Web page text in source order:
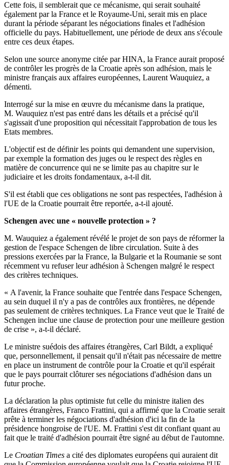
Cette fois, il semblerait que ce mécanisme, qui serait souhaité
également par la France et le Royaume-Uni, serait mis en place
durant la période séparant les négociations finales et l'adhésion
officielle du pays. Habituellement, une période de deux ans s'écoule
entre ces deux étapes.
Selon une source anonyme citée par HINA, la France aurait proposé
de contrôler les progrès de la Croatie après son adhésion, mais le
ministre français aux affaires européennes, Laurent Wauquiez, a
démenti.
Interrogé sur la mise en œuvre du mécanisme dans la pratique,
M. Wauquiez n'est pas entré dans les détails et a précisé qu'il
s'agissait d'une proposition qui nécessitait l'approbation de tous les
Etats membres.
L'objectif est de définir les points qui demandent une supervision,
par exemple la formation des juges ou le respect des règles en
matière de concurrence qui ne se limite pas au chapitre sur le
judiciaire et les droits fondamentaux, a-t-il dit.
S'il est établi que ces obligations ne sont pas respectées, l'adhésion à
l'UE de la Croatie pourrait être reportée, a-t-il ajouté.
Schengen avec une « nouvelle protection » ?
M. Wauquiez a également révélé le projet de son pays de réformer la
gestion de l'espace Schengen de libre circulation. Suite à des
pressions exercées par la France, la Bulgarie et la Roumanie se sont
récemment vu refuser leur adhésion à Schengen malgré le respect
des critères techniques.
« A l'avenir, la France souhaite que l'entrée dans l'espace Schengen,
au sein duquel il n'y a pas de contrôles aux frontières, ne dépende
pas seulement de critères techniques. La France veut que le Traité de
Schengen inclue une clause de protection pour une meilleure gestion
de crise », a-t-il déclaré.
Le ministre suédois des affaires étrangères, Carl Bildt, a expliqué
que, personnellement, il pensait qu'il n'était pas nécessaire de mettre
en place un instrument de contrôle pour la Croatie et qu'il espérait
que le pays pourrait clôturer ses négociations d'adhésion dans un
futur proche.
La déclaration la plus optimiste fut celle du ministre italien des
affaires étrangères, Franco Frattini, qui a affirmé que la Croatie serait
prête à terminer les négociations d'adhésion d'ici la fin de la
présidence hongroise de l'UE. M. Frattini s'est dit confiant quant au
fait que le traité d'adhésion pourrait être signé au début de l'automne.
Le Croatian Times a cité des diplomates européens qui auraient dit